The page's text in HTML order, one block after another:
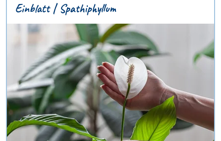
Einblatt | Spathiphyllum